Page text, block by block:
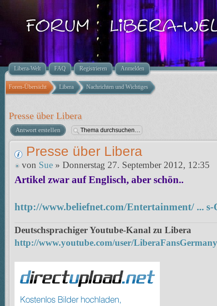
Libera-Welt FAQ Registrieren Anmelden
Foren-Übersicht Libera Nachrichten und Wichtiges
Presse über Libera
Antwort erstellen
Presse über Libera
von Sue » Donnerstag 27. September 2012, 12:35
Artikel zwar auf Englisch, aber schön..
http://www.beliefnet.com/Entertainment/ ... s-
Deutschsprachiger Youtube-Kanal zu Libera
http://www.youtube.com/user/LiberaFansGermany